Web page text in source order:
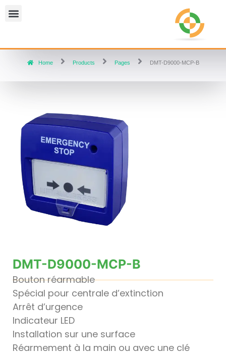
Home Products Pages DMT-D9000-MCP-B
DMT-D9000-MCP-B
Bouton réarmable
Spécial pour centrale d’extinction
Arrêt d’urgence
Indicateur LED
Installation sur une surface
Réarmement à la main ou avec une clé